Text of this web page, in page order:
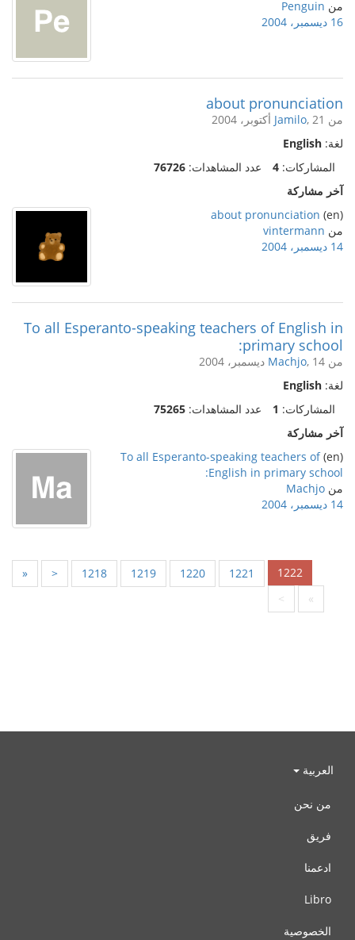
من Penguin
16 ديسمبر، 2004
about pronunciation
من Jamilo, 21 أكتوبر، 2004
لغة: English
المشاركات: 4 عدد المشاهدات: 76726
آخر مشاركة
(en)
about pronunciation
من vintermann
14 ديسمبر، 2004
To all Esperanto-speaking teachers of English in
primary school:
من Machjo, 14 ديسمبر، 2004
لغة: English
المشاركات: 1 عدد المشاهدات: 75265
آخر مشاركة
(en)
To all Esperanto-speaking teachers of
English in primary school:
من Machjo
14 ديسمبر، 2004
« < 1218 1219 1220 1221
1222
>
»
العربية
من نحن
فريق
ادعمنا
Libro
الخصوصية